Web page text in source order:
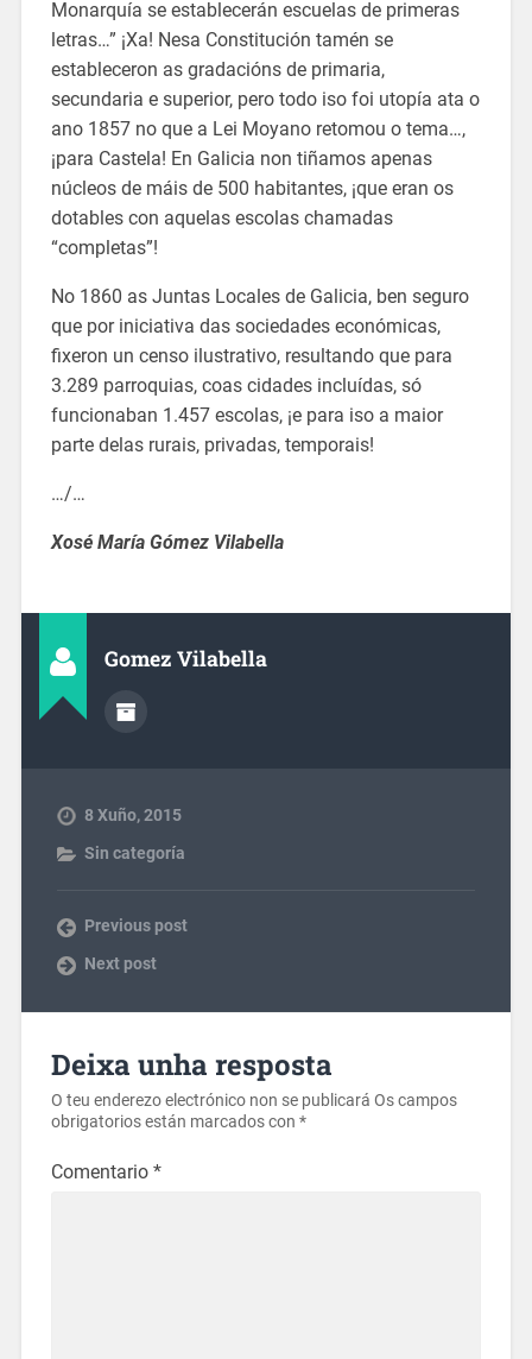
Monarquía se establecerán escuelas de primeras
letras…” ¡Xa! Nesa Constitución tamén se
estableceron as gradacións de primaria,
secundaria e superior, pero todo iso foi utopía ata o
ano 1857 no que a Lei Moyano retomou o tema…,
¡para Castela! En Galicia non tiñamos apenas
núcleos de máis de 500 habitantes, ¡que eran os
dotables con aquelas escolas chamadas
“completas”!
No 1860 as Juntas Locales de Galicia, ben seguro
que por iniciativa das sociedades económicas,
fixeron un censo ilustrativo, resultando que para
3.289 parroquias, coas cidades incluídas, só
funcionaban 1.457 escolas, ¡e para iso a maior
parte delas rurais, privadas, temporais!
…/…
Xosé María Gómez Vilabella
Gomez Vilabella
8 Xuño, 2015
Sin categoría
Previous post
Next post
Deixa unha resposta
O teu enderezo electrónico non se publicará Os campos
obrigatorios están marcados con *
Comentario *